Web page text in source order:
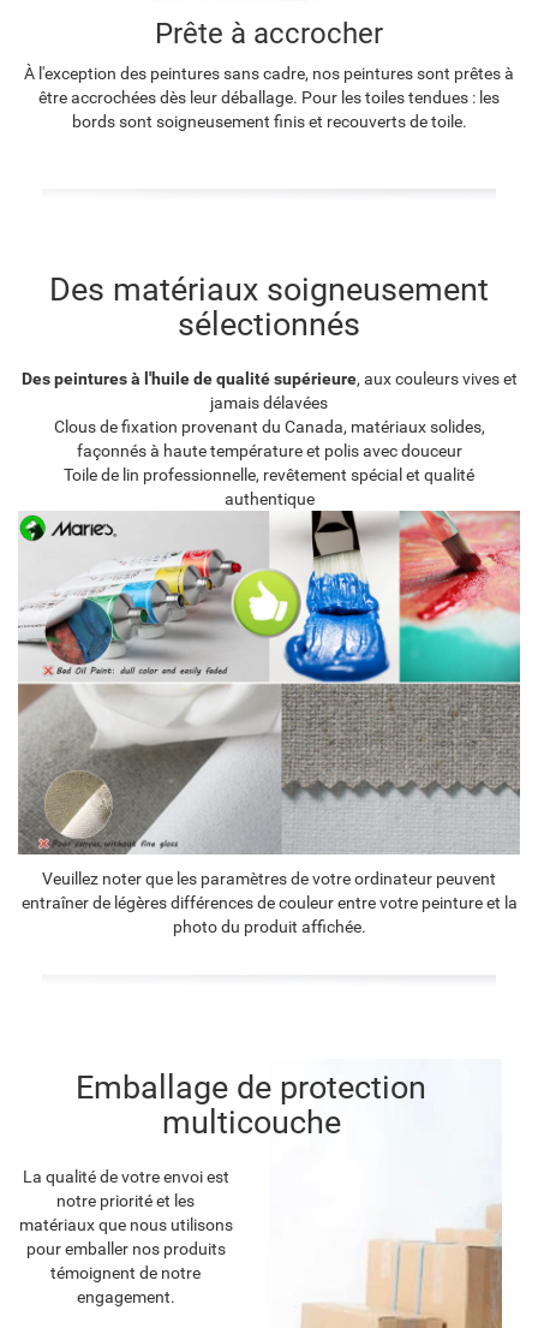
Prête à accrocher
À l'exception des peintures sans cadre, nos peintures sont prêtes à
être accrochées dès leur déballage. Pour les toiles tendues : les
bords sont soigneusement finis et recouverts de toile.
Des matériaux soigneusement
sélectionnés
Des peintures à l'huile de qualité supérieure, aux couleurs vives et
jamais délavées
Clous de fixation provenant du Canada, matériaux solides,
façonnés à haute température et polis avec douceur
Toile de lin professionnelle, revêtement spécial et qualité
authentique
Veuillez noter que les paramètres de votre ordinateur peuvent
entraîner de légères différences de couleur entre votre peinture et la
photo du produit affichée.
Emballage de protection
multicouche
La qualité de votre envoi est
notre priorité et les
matériaux que nous utilisons
pour emballer nos produits
témoignent de notre
engagement.